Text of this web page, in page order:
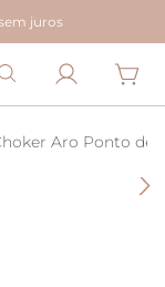
juros
Aro Ponto de